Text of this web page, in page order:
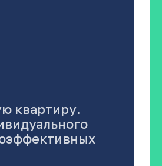
квартиру.